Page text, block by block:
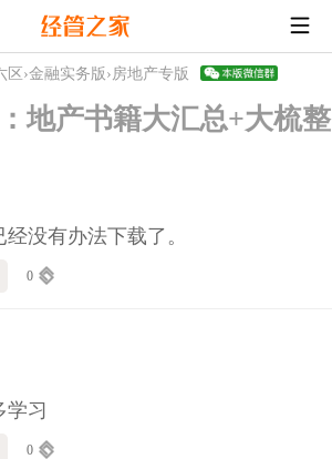
区 ›金融实务版 › 房地产专版
地产书籍大汇总+大梳整
没有办法下载了。
0
学习
0